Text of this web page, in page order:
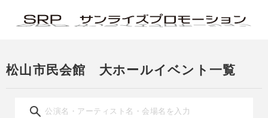
松山市民会館 大ホールイベント一覧